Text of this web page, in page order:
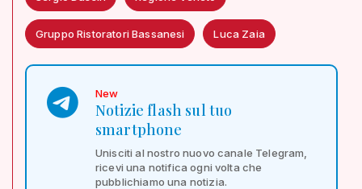
Gruppo Ristoratori Bassanesi Luca Zaia
New
Notizie flash sul tuo
smartphone
Unisciti al nostro nuovo canale Telegram,
ricevi una notifica ogni volta che
pubblichiamo una notizia.